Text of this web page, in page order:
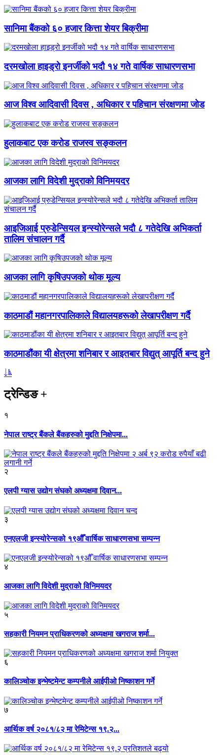
सानिमा बैंकको ६० हजार कित्ता शेयर बिक्रीमा
दरमखोला हाइड्रो इनर्जीको भदौ १४ गते वार्षिक साधारणसभा
आज विश्व आदिवासी दिवस , अधिकार र पहिचान संरक्षणमा जोड
हुलाकबाट एक करोड राजस्व सङ्कलन
आजका लागि विदेशी मुद्राको विनिमयदर
आइजिआई प्रुडेन्सियल इन्स्योरेन्सले भदौ ८ गतेदेखि अभिकर्ता
तालिम संचालन गर्दै
आजका लागि कृषिउपजको थोक मूल्य
काठमाडौं महानगरपालिकाले विद्यालयहरूको लेखापरीक्षण गर्दै
काठमाडौंका यी क्षेत्रमा शनिबार र आइतबार विद्युत् आपूर्ति बन्द हुने
ट्रेन्डिङ+
१
नेपाल राष्ट्र बैंकले बैंकहरुको मुद्दति निक्षेपमा...
२
एलपी ग्यास उद्योग संघको अध्यक्षमा दिवान...
३
एनएलजी इन्स्योरेन्सको १९औँ वार्षिक साधारणसभा सम्पन्न
४
आजका लागि विदेशी मुद्राको विनिमयदर
५
सहकारी नियमन प्राधिकरणको अध्यक्षमा खगराज शर्मा...
६
कालिञ्चोक इन्भेष्टमेन्ट कम्पनीले आईपीओ निष्काशन गर्ने
७
आर्थिक वर्ष २०८१/८२ मा रेमिटेन्स १९.२...